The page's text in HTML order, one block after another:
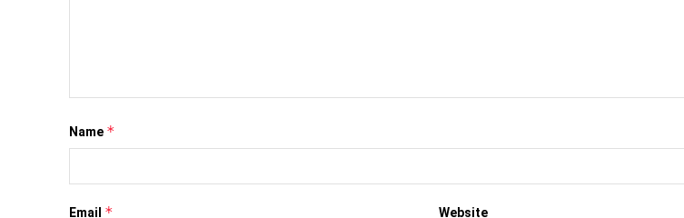
Name *
Email * Website